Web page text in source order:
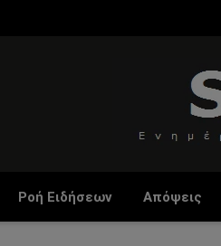
Ροή Ειδήσεων Απόψεις